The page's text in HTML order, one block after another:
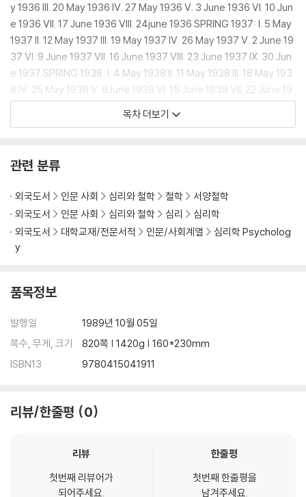
y 1936 III. 20 May 1936 IV. 27 May 1936 V. 3 June 1936 VI. 10 Jun
e 1936 VII. 17 June 1936 VIII. 24june 1936 SPRING 1937: I. 5 May
1937 II. 12 May 1937 III. 19 May 1937 IV. 26 May 1937 V. 2 June 19
37 VI. 9 June 1937 VII. 16 June 1937 VIII. 23 June 1937 IX. 30 Jun
e 1937 SPRING 1938: I. 4 May 1938 II. 11 May 1938 III. 18 May 193
8 IV. 25 May 1938 V. 8June 1938 VI. 15 June 1938 VII. 22 June 19
38 AUTUMN 1938: I. 19 October 1938 II. 26 October 1938 III. 2 N
ovember 1938 IV. 9 November 1938 V. 16 November 1938 VI. 3
39 V. 15 February 1939 REFERENCES TO THE PSYCHOLOGICAL
목차 더보기
관련 분류
외국도서 인문 사회 심리와 철학 철학
서양철학
외국도서
인문 사회 심리와 철학 심리
심리학
외국도서
대학교재/전문서적 인문/사회계열
심리학 Psycholog
y
품목정보
발행일
1989년 10월 05일
쪽수, 무게, 크기
820쪽 | 1420g | 160*230mm
ISBN13
9780415041911
리뷰/한줄평 0
리뷰
첫번째 리뷰어가
되어주세요.
한줄평
첫번째 한줄평을
남겨주세요.